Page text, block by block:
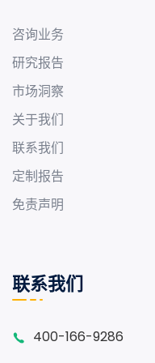
咨询业务
研究报告
市场洞察
关于我们
联系我们
定制报告
免责声明
联系我们
400-166-9286